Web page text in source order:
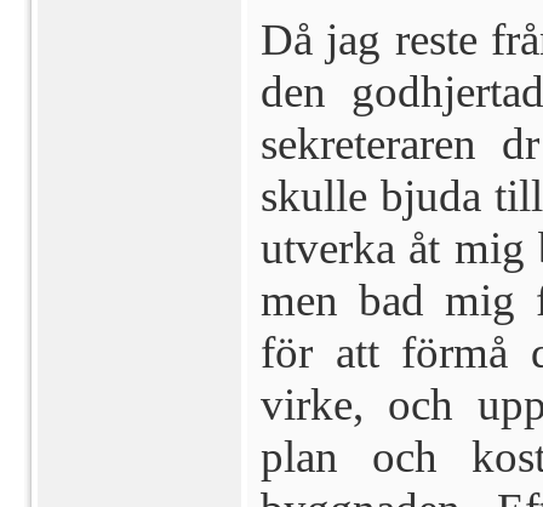
Då jag reste
den
sekreteraren
skulle bjuda till
utverka åt mig
men bad mig
för att förmå
virke, och
plan och